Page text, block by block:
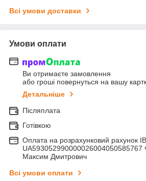
Всі умови доставки
Умови оплати
Ви отримаєте замовлення
або гроші повернуться на вашу
Детальніше
Післяплата
Готівкою
Оплата на розрахунковий рахунок
Максим Дмитрович
Всі умови оплати